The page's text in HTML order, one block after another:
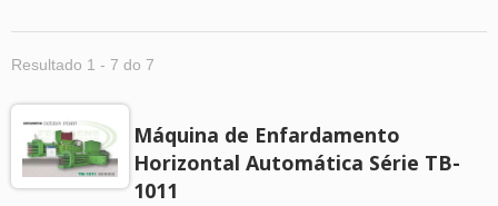
Resultado 1 - 7 do 7
Máquina de Enfardamento
Horizontal Automática Série TB-
1011